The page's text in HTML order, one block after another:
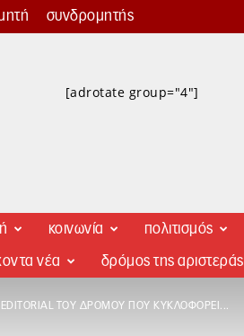
συνδρομητής
[adrotate group="4"]
κοινωνία πολιτισμός
νέα δρόμος της αριστεράς
ΤΟΥ ΔΡΌΜΟΥ ΠΟΥ ΚΥΚΛΟΦΟΡΕΊ...